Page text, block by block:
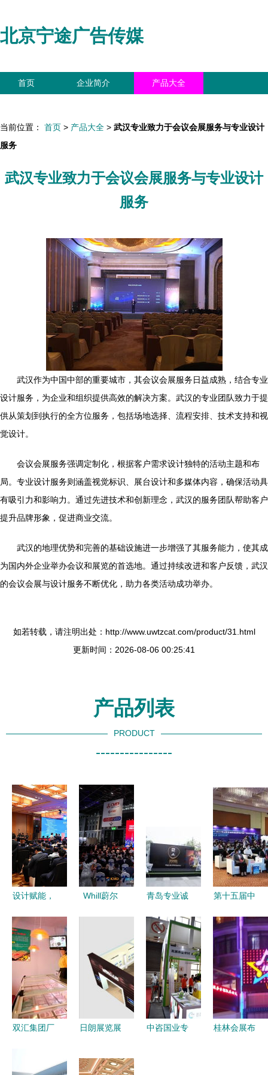
北京宁途广告传媒
首页 企业简介 产品大全
当前位置： 首页 > 产品大全 > 武汉专业致力于会议会展服务与专业设计
服务
武汉专业致力于会议会展服务与专业设计
服务
武汉作为中国中部的重要城市，其会议会展服务日益成熟，结合专业
设计服务，为企业和组织提供高效的解决方案。武汉的专业团队致力于提
供从策划到执行的全方位服务，包括场地选择、流程安排、技术支持和视
觉设计。
会议会展服务强调定制化，根据客户需求设计独特的活动主题和布
局。专业设计服务则涵盖视觉标识、展台设计和多媒体内容，确保活动具
有吸引力和影响力。通过先进技术和创新理念，武汉的服务团队帮助客户
提升品牌形象，促进商业交流。
武汉的地理优势和完善的基础设施进一步增强了其服务能力，使其成
为国内外企业举办会议和展览的首选地。通过持续改进和客户反馈，武汉
的会议会展与设计服务不断优化，助力各类活动成功举办。
如若转载，请注明出处：http://www.uwtzcat.com/product/31.html
更新时间：2026-08-06 00:25:41
产品列表
PRODUCT
----------------
设计赋能，
2023国际
产业合作大
坡）暨中国
机电产品品
牌展览会专
Whill蔚尔
产品频获世
界设计大奖
惊艳CMEF
青岛专业诚
搭建制作工
厂 一站式
会展服务与
活动解决方
案
第十五届中
际石油石化
装备与技术
展览会隆重
开幕，展示
行业前沿，
赋能产业发
双汇集团厂
日朗展览展
以专业设计
中咨国业专
桂林会展布